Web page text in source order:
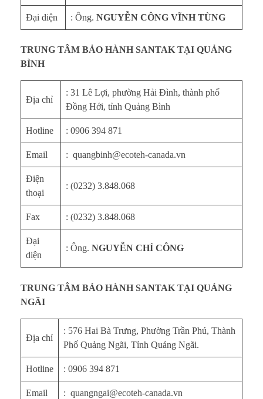
Đại diện : Ông. NGUYỄN CÔNG VĨNH TÙNG
TRUNG TÂM BẢO HÀNH SANTAK TẠI QUẢNG
BÌNH
Địa chỉ
: 31 Lê Lợi, phường Hải Đình, thành phố
Đồng Hới, tỉnh Quảng Bình
Hotline : 0906 394 871
Email : quangbinh@ecoteh-canada.vn
Điện
thoại
: (0232) 3.848.068
Fax : (0232) 3.848.068
Đại
diện
: Ông. NGUYỄN CHÍ CÔNG
TRUNG TÂM BẢO HÀNH SANTAK TẠI QUẢNG
NGÃI
Địa chỉ
: 576 Hai Bà Trưng, Phường Trần Phú, Thành
Phố Quảng Ngãi, Tỉnh Quảng Ngãi.
Hotline : 0906 394 871
Email : quangngai@ecoteh-canada.vn